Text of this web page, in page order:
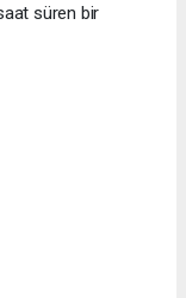
süren bir